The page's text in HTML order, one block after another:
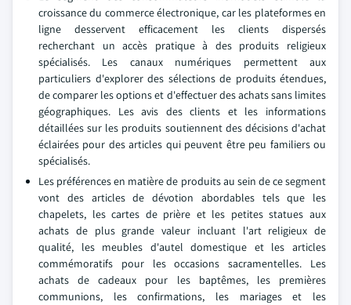
croissance du commerce électronique, car les plateformes en
ligne desservent efficacement les clients dispersés
recherchant un accès pratique à des produits religieux
spécialisés. Les canaux numériques permettent aux
particuliers d'explorer des sélections de produits étendues,
de comparer les options et d'effectuer des achats sans limites
géographiques. Les avis des clients et les informations
détaillées sur les produits soutiennent des décisions d'achat
éclairées pour des articles qui peuvent être peu familiers ou
spécialisés.
Les préférences en matière de produits au sein de ce segment
vont des articles de dévotion abordables tels que les
chapelets, les cartes de prière et les petites statues aux
achats de plus grande valeur incluant l'art religieux de
qualité, les meubles d'autel domestique et les articles
commémoratifs pour les occasions sacramentelles. Les
achats de cadeaux pour les baptêmes, les premières
communions, les confirmations, les mariages et les